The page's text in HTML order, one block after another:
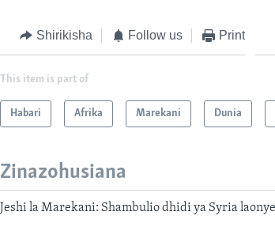
Shirikisha Follow us Print
This item is part of
Habari Afrika Marekani Dunia
Zinazohusiana
Jeshi la Marekani: Shambulio dhidi ya Syria